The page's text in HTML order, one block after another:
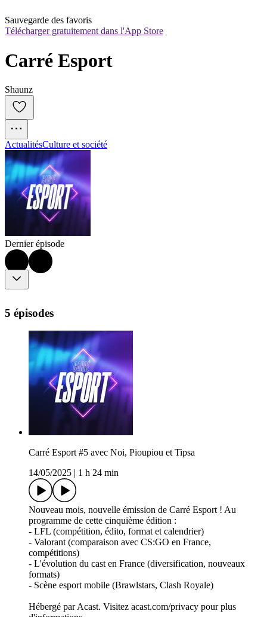
Sauvegarde des favoris
Télécharger gratuitement dans l'App Store
Carré Esport
Shaunz
ActualitésCulture et société
Dernier épisode
5 épisodes
Carré Esport #5 avec Noi, Pioupiou et Tipsa
14/05/2025
1 h 24 min
Nouveau mois, nouvelle émission de Carré Esport ! Au
programme de cette cinquième édition :
- LFL (compétition, édito, format et calendrier)
- Valorant (comparaison avec CS:GO en France,
compétitions)
- L'évolution du cast en France (diversification, nouveaux
formats)
- Scène esport mobile (Brawlstars, Clash Royale)
Hébergé par Acast. Visitez acast.com/privacy pour plus